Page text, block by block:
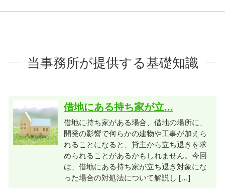
当事務所が提供する基礎知識
借地にある持ち家が立...
借地に持ち家がある場合、借地の場所に、
開発の影響で何らかの建物や工事が加えら
れることになると、貸主から立ち退きを求
められることがあるかもしれません。今回
は、借地にある持ち家が立ち退き対象にな
った場合の対処法について解説し […]